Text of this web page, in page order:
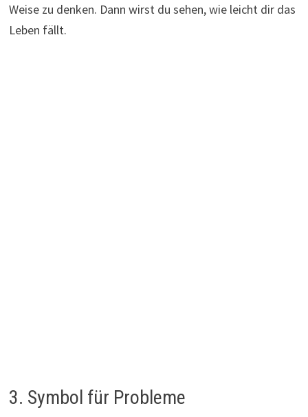
Weise zu denken. Dann wirst du sehen, wie leicht dir das
Leben fällt.
3. Symbol für Probleme